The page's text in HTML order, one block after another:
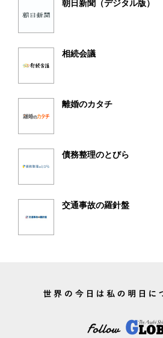
朝日新聞（デジタル版）
相続会議
離婚のカタチ
債務整理のとびら
交通事故の羅針盤